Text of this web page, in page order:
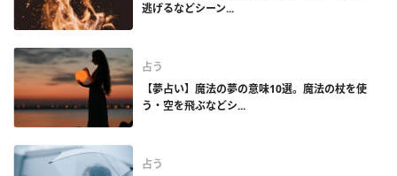
逃げるなどシーン...
占う
【夢占い】魔法の夢の意味10選。魔法の杖を使
う・空を飛ぶなどシ...
占う